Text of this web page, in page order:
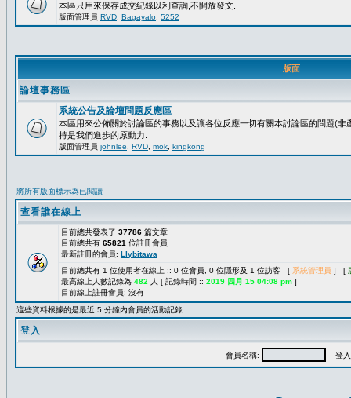
本區只用來保存成交紀錄以利查詢,不開放發文.
版面管理員 RVD Bagayalo 5252
版面
論壇事務區
系統公告及論壇問題反應區
本區用來公佈關於討論區的事務以及讓各位反應一切有關本討論區的問題(
持是我們進步的原動力.
版面管理員 johnlee RVD mok kingkong
將所有版面標示為已閱讀
查看誰在線上
目前總共發表了 37786 篇文章
目前總共有 65821 位註冊會員
最新註冊的會員: Llybitawa
目前總共有 1 位使用者在線上 :: 0 位會員, 0 位隱形及 1 位訪客 [ 系統管理員 ] [
最高線上人數記錄為 482 人 [ 記錄時間 :: 2019 四月 15 04:08 pm ]
目前線上註冊會員: 沒有
這些資料根據的是最近 5 分鐘內會員的活動記錄
登入
會員名稱: 登入